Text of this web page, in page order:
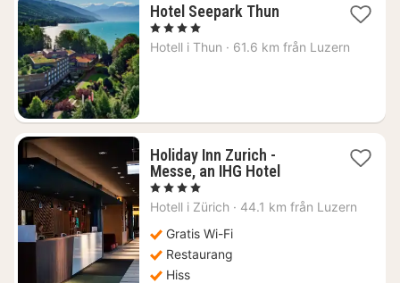
Hotel Seepark Thun1
från
, 4 Stjärnor
Hotell i Thun · 61.6 km från Luzern
Holiday Inn Zurich -
Messe, an IHG Hotel1
från
, 4 Stjärnor
Hotell i Zürich · 44.1 km från Luzern
Gratis Wi-Fi
Restaurang
Hiss